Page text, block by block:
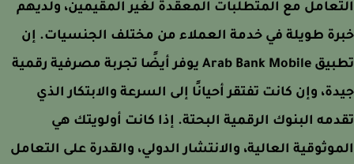
مع المتطلبات المعقدة لغير المقيمين، ولديهم
طويلة في خدمة العملاء من مختلف الجنسيات. إن
Arab Bank Mobileيوفر أيضًا تجربة مصرفية رقمية
وإن كانت تفتقر أحيانًا إلى السرعة والابتكار الذي
البنوك الرقمية البحتة. إذا كانت أولويتك هي
العالية، والانتشار الدولي، والقدرة على التعامل